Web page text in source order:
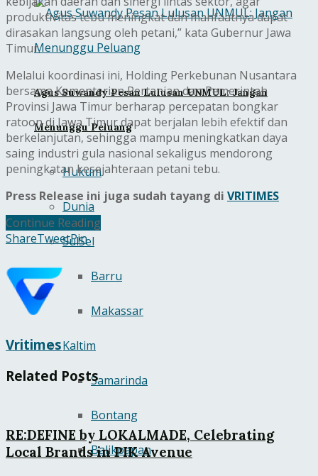
Agus Suwandy Pesan Lulusan UNMUL: Jangan
Menunggu Peluang
Hukum
Dunia
SulSel
Barru
Makassar
Kaltim
Samarinda
Bontang
Balikpapan
produktivitas tebu meningkat dan manfaatnya dapat
dirasakan langsung oleh petani,” kata Gubernur Jawa
Timur.
Melalui koordinasi ini, Holding Perkebunan Nusantara
bersama Kementerian Pertanian dan Pemerintah
Provinsi Jawa Timur berharap percepatan bongkar
ratoon di Jawa Timur dapat berjalan lebih efektif dan
berkelanjutan, sehingga mampu meningkatkan daya
saing industri gula nasional sekaligus mendorong
peningkatan kesejahteraan petani tebu.
Press Release ini juga sudah tayang di VRITIMES
Continue Reading
ShareTweetPin
Vritimes
Related Posts
RE:DEFINE by LOKALMADE, Celebrating
Local Brands in PIK Avenue